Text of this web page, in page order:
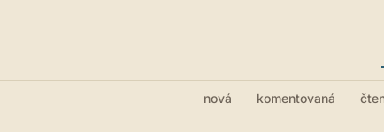
nová komentovaná